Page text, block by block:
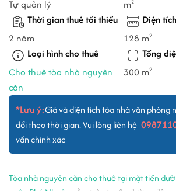
Tự quản lý
m
Thời gian thuê tối thiểu
2 năm
Diện
128 m2
Loại hình cho thuê
Cho thuê tòa nhà nguyên
căn
Tổng
300 m2
*Lưu ý:Giá và diện tích tòa nhà văn phòng
đổi theo thời gian. Vui lòng liên hệ
vấn chính xác
Tòa nhà nguyên căn cho thuê tại mặt tiền